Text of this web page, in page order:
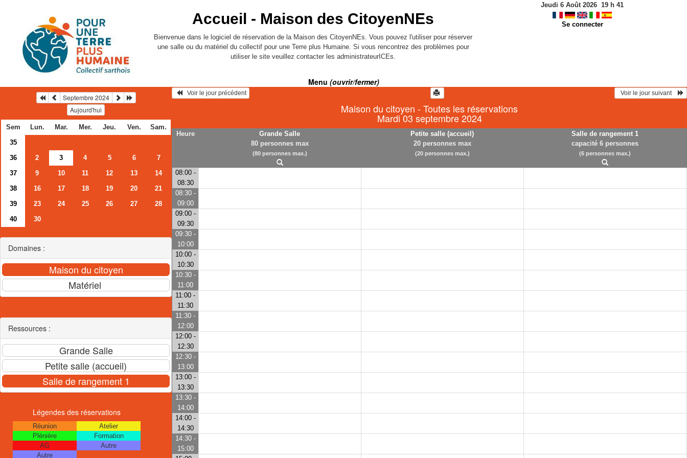
Accueil - Maison des CitoyenNEs
Bienvenue dans le logiciel de réservation de la Maison des CitoyenNEs. Vous pouvez l'utiliser pour réserver
une salle ou du matériel du collectif pour une Terre plus Humaine. Si vous rencontrez des problèmes pour
utiliser le site veuillez contacter les administrateurICEs.
Jeudi 6 Août 2026 19 h 41
Se connecter
Menu (ouvrir/fermer)
Septembre 2024
Aujourd'hui
Sem Lun. Mar. Mer. Jeu. Ven.
Sam.
35
36
2 3 4 5 6
7
37
9 10 11 12 13
14
38
16 17 18 19 20
21
39
23 24 25 26 27
28
40
30
Domaines :
Ressources :
Légendes des réservations
Réunion
Atelier
Plénière
Formation
AG
Autre
Autre
   Voir le jour précédent
  Voir le jour suivant
Maison du citoyen - Toutes les réservations
Mardi 03 septembre 2024
Heure
Grande Salle
80 personnes max
(80 personnes max.)
Petite salle (accueil)
20 personnes max
(20 personnes max.)
Salle de rangement 1
capacité 6 personnes
(6 personnes max.)
08:00 -
08:30
08:30 -
09:00
09:00 -
09:30
09:30 -
10:00
10:00 -
10:30
10:30 -
11:00
11:00 -
11:30
11:30 -
12:00
12:00 -
12:30
12:30 -
13:00
13:00 -
13:30
13:30 -
14:00
14:00 -
14:30
14:30 -
15:00